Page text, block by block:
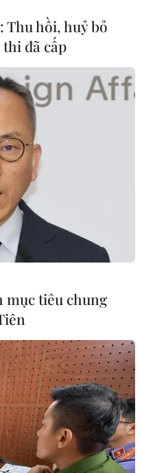
thuộc và các Bộ,
thực hiện từ
(Vietnam+)
phí sự nghiệp kinh tế
TP. Hà Nội
Thu hồi, huỷ bỏ
đã cấp
mục tiêu chung